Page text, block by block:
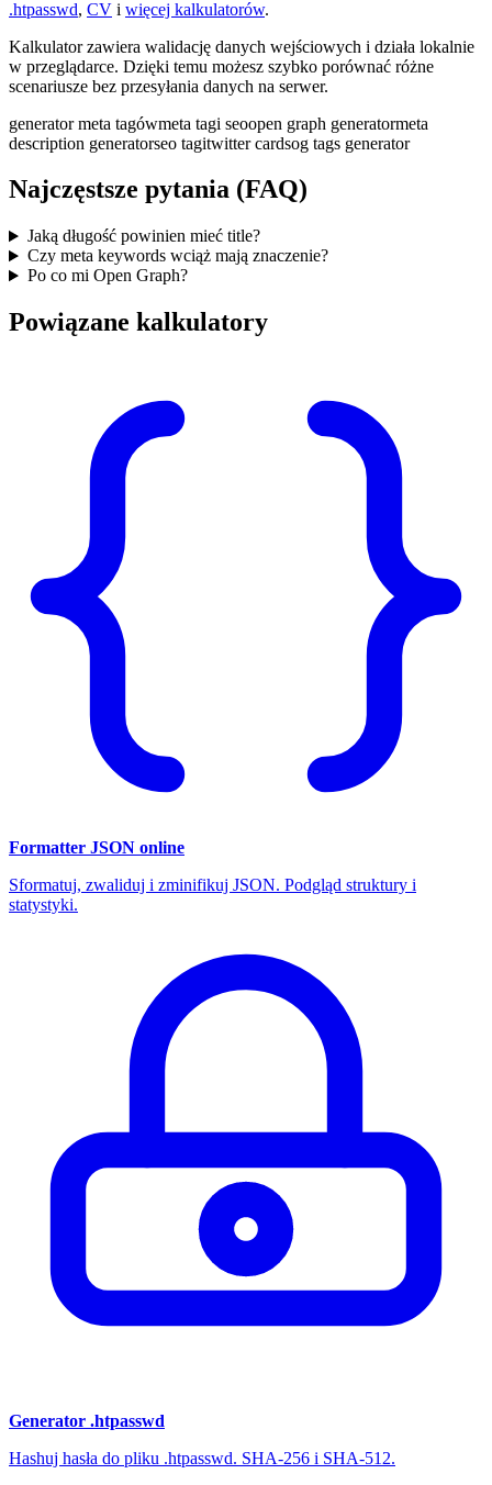
.htpasswd, CV i więcej kalkulatorów.
Kalkulator zawiera walidację danych wejściowych i działa lokalnie
w przeglądarce. Dzięki temu możesz szybko porównać różne
scenariusze bez przesyłania danych na serwer.
generator meta tagówmeta tagi seoopen graph generatormeta
description generatorseo tagitwitter cardsog tags generator
Najczęstsze pytania (FAQ)
Jaką długość powinien mieć title?
Czy meta keywords wciąż mają znaczenie?
Po co mi Open Graph?
Powiązane kalkulatory
Formatter JSON online
Sformatuj, zwaliduj i zminifikuj JSON. Podgląd struktury i
statystyki.
Generator .htpasswd
Hashuj hasła do pliku .htpasswd. SHA-256 i SHA-512.